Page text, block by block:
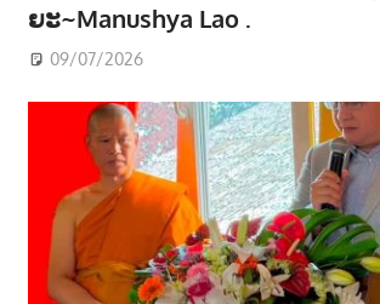
ຍະ~Manushya Lao .
09/07/2026